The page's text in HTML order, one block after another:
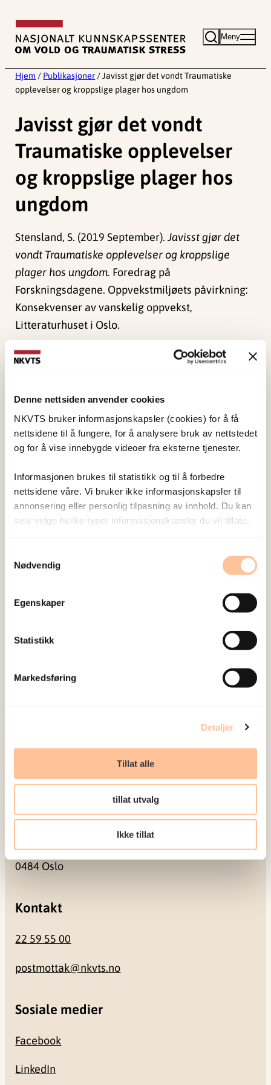
Denne nettsiden anvender cookies
NKVTS bruker informasjonskapsler (cookies) for å få
nettsidene til å fungere, for å analysere bruk av nettstedet
og for å vise innebygde videoer fra eksterne tjenester.
Informasjonen brukes til statistikk og til å forbedre
nettsidene våre. Vi bruker ikke informasjonskapsler til
annonsering eller personlig tilpasning av innhold. Du kan
selv velge hvilke typer informasjonskapsler du vil tillate.
Nødvendig
Egenskaper
Statistikk
Markedsføring
Detaljer
Tillat alle
tillat utvalg
Ikke tillat
innhold
Meny
Hjem / Publikasjoner / Javisst gjør det vondt Traumatiske
opplevelser og kroppslige plager hos ungdom
Javisst gjør det vondt
Traumatiske opplevelser
og kroppslige plager hos
ungdom
Stensland, S. (2019 September).Javisst gjør det
vondt Traumatiske opplevelser og kroppslige
plager hos ungdom. Foredrag på
Forskningsdagene. Oppvekstmiljøets påvirkning:
Konsekvenser av vanskelig oppvekst,
Litteraturhuset i Oslo.
Publisert:
om vold og traumatisk stress. Formålet er å bidra
til å forebygge og redusere de helsemessige og
sosiale konsekvensene som vold og traumatisk
Ansatte
Meld deg på vårt nyhetsbrev
0409 Oslo
Besøksadresse
Gullhaugveien 1-3
0484 Oslo
Kontakt
22 59 55 00
postmottak@nkvts.no
Sosiale medier
Facebook
LinkedIn